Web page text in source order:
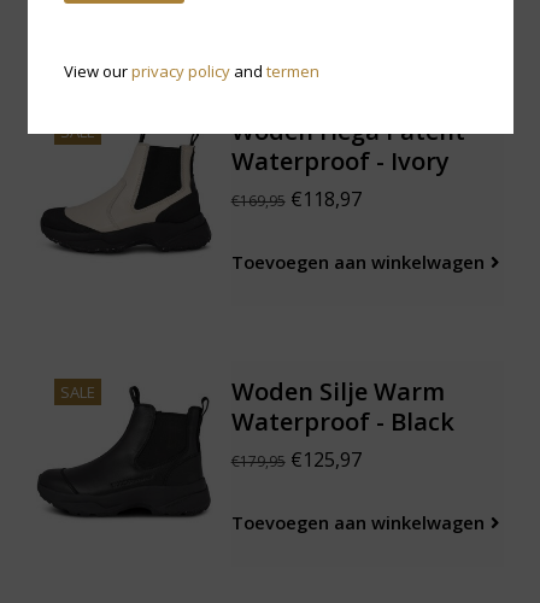
SALE
Woden Hega Patent
Waterproof - Ivory
€169,95€118,97
Toevoegen aan winkelwagen
SALE
Woden Silje Warm
Waterproof - Black
€179,95€125,97
Toevoegen aan winkelwagen
View ourprivacy policyand termen